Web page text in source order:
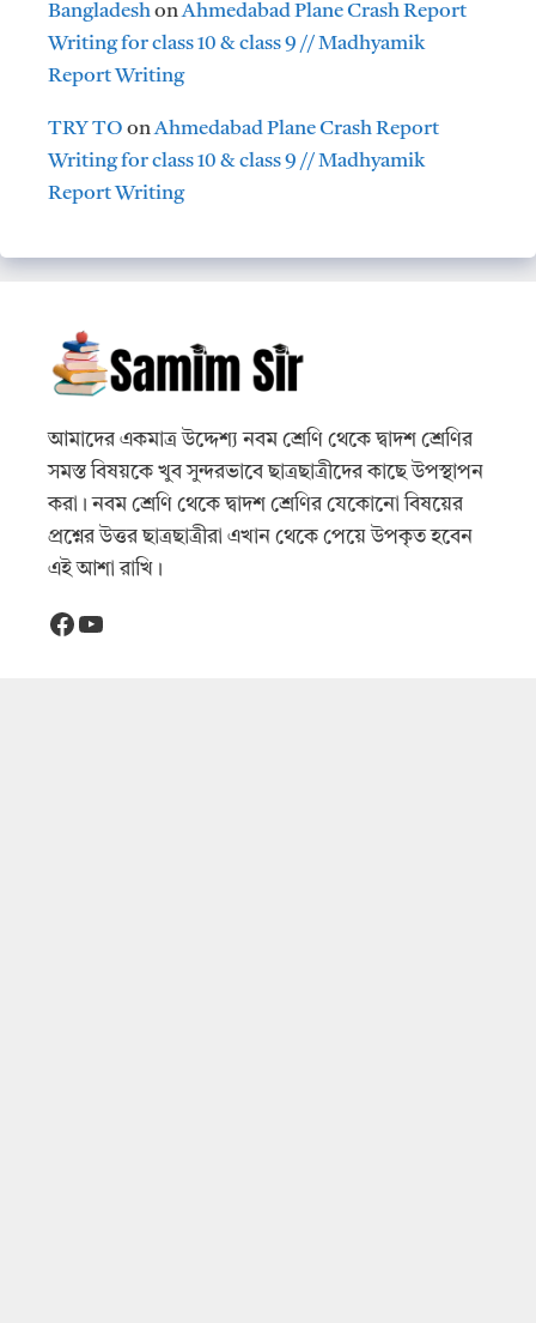
BangladeshonAhmedabad Plane Crash Report
Writing for class 10 & class 9 // Madhyamik
Report Writing
TRY TO onAhmedabad Plane Crash Report
Writing for class 10 & class 9 // Madhyamik
Report Writing
আমাদের একমাত্র উদ্দেশ্য নবম শ্রেণি থেকে দ্বাদশ শ্রেণির
সমস্ত বিষয়কে খুব সুন্দরভাবে ছাত্রছাত্রীদের কাছে উপস্থাপন
করা। নবম শ্রেণি থেকে দ্বাদশ শ্রেণির যেকোনো বিষয়ের
প্রশ্নের উত্তর ছাত্রছাত্রীরা এখান থেকে পেয়ে উপকৃত হবেন
এই আশা রাখি।
Facebook
YouTube